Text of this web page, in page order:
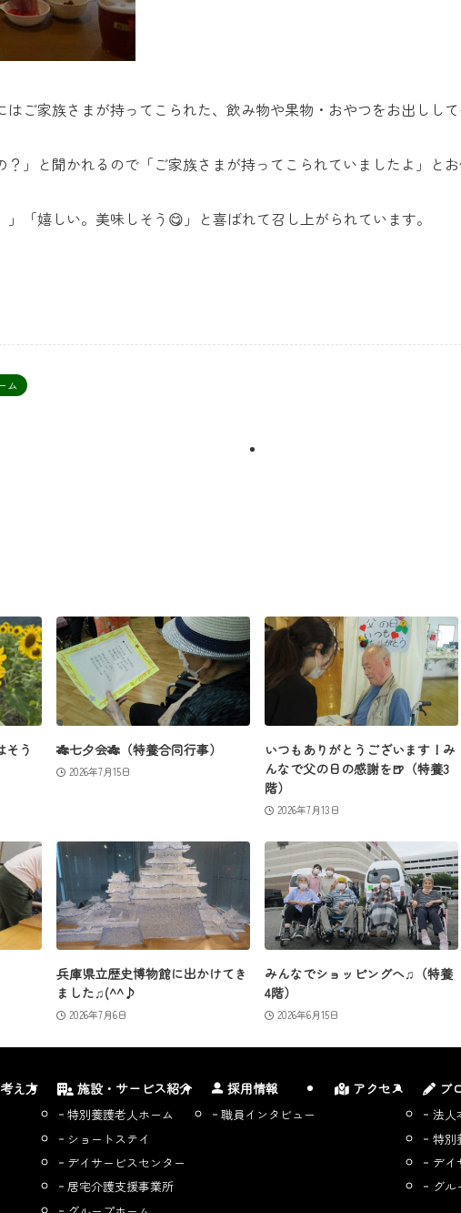
はご家族さまが持ってこられた、飲み物や果物・おやつをお出しし
？」と聞かれるので「ご家族さまが持ってこられていましたよ」と
」「嬉しい。美味しそう😋」と喜ばれて召し上がられています。
ム
そう
🎋七夕会🎋（特養合同行事）
2026年7月15日
いつもありがとうございます！み
んなで父の日の感謝を🍺（特養3
階）
2026年7月13日
兵庫県立歴史博物館に出かけてき
ました♫(^^♪
2026年7月6日
みんなでショッピングへ♫（特養
4階）
2026年6月15日
え方 施設・サービス紹介
特別養護老人ホーム
ショートステイ
デイサービスセンター
居宅介護支援事業所
採用情報
職員インタビュー
アクセス ブ
法人
特別
デイ
グル